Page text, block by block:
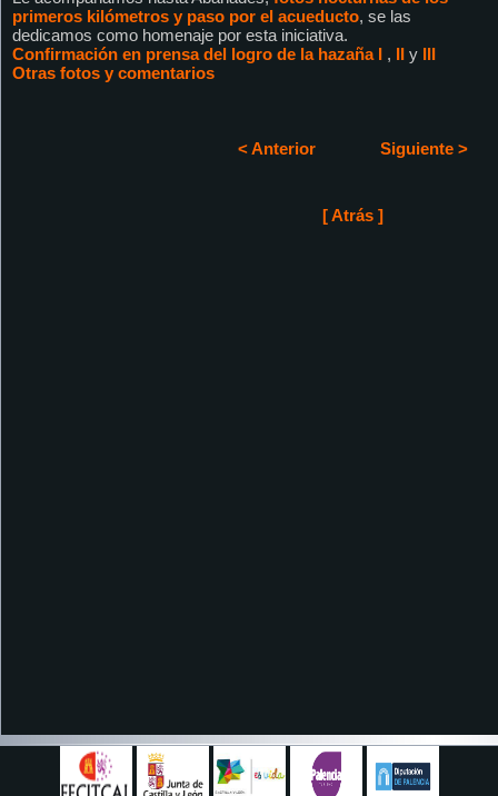
primeros kilómetros y paso por el acueducto, se las
dedicamos como homenaje por esta iniciativa.
Confirmación en prensa del logro de la hazaña I , II y III
Otras fotos y comentarios
< Anterior Siguiente >
[ Atrás ]